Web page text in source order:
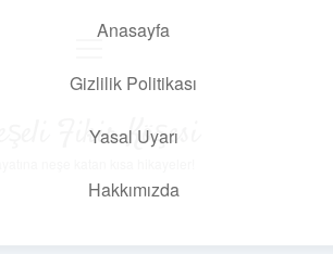
Anasayfa
Gizlilik Politikası
Yasal Uyarı
Hakkımızda
Neşeli Fikir Köşesi